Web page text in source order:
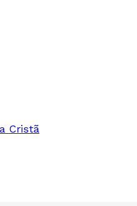
Cristã